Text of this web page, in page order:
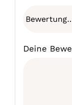
Deine